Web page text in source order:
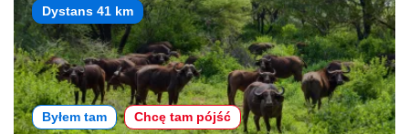
Dystans 41 km
Byłem tam Chcę tam pójść